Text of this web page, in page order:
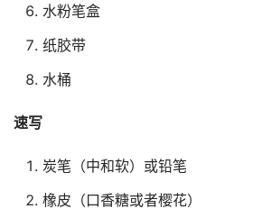
水粉笔盒
纸胶带
水桶
速写
炭笔（中和软）或铅笔
橡皮（口香糖或者樱花）